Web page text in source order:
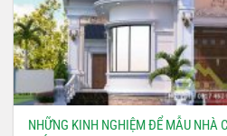
NHỮNG KINH NGHIỆM ĐỂ MẪU NHÀ